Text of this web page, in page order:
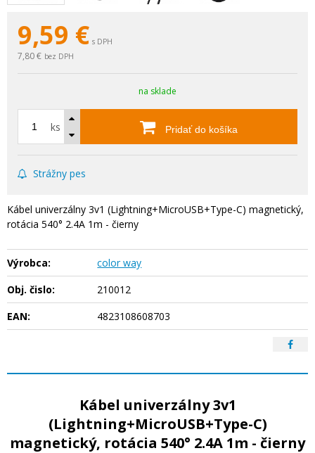
9,59 € s DPH
7,80 € bez DPH
na sklade
ks Pridať do košíka
Strážny pes
Kábel univerzálny 3v1 (Lightning+MicroUSB+Type-C) magnetický,
rotácia 540° 2.4A 1m - čierny
Výrobca:
color way
Obj. čislo:
210012
EAN:
4823108608703
Kábel univerzálny 3v1
(Lightning+MicroUSB+Type-C)
magnetický, rotácia 540° 2.4A 1m - čierny